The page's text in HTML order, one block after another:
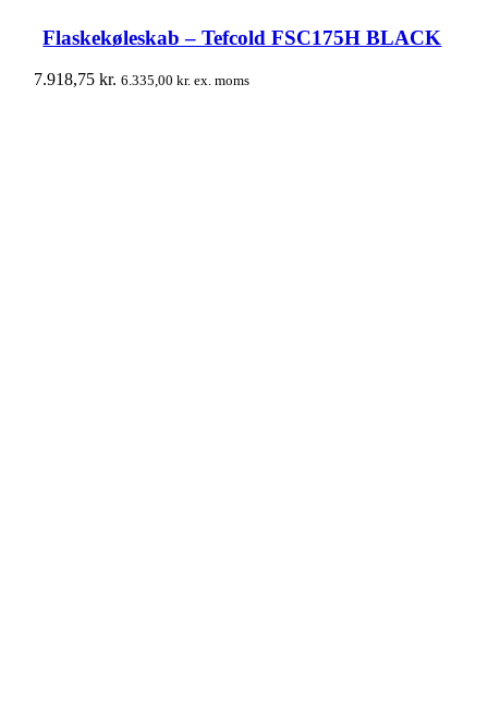
Flaskekøleskab – Tefcold FSC175H BLACK
7.918,75kr. 6.335,00kr. ex. moms